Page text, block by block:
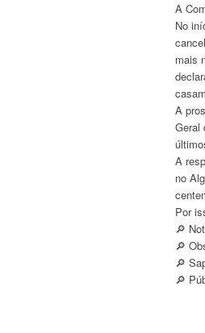
A
No
mais
A
Geral
A
no
Por
🔎
🔎
🔎
🔎